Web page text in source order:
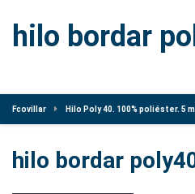
hilo bordar
Fcovillar Hilo Poly 40. 100% poliéster. 5
hilo bordar